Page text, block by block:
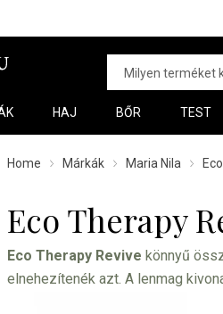
HAJ BŐR TEST
Home Márkák Maria Nila
Eco Therapy
Eco Therapy Revive könnyű
elnehezítenék azt. A lenmag